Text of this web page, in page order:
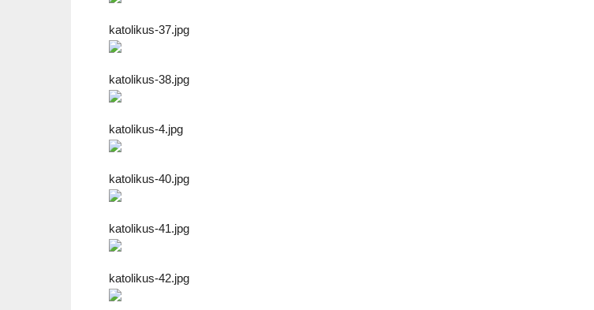
katolikus-37.jpg
katolikus-38.jpg
katolikus-4.jpg
katolikus-40.jpg
katolikus-41.jpg
katolikus-42.jpg